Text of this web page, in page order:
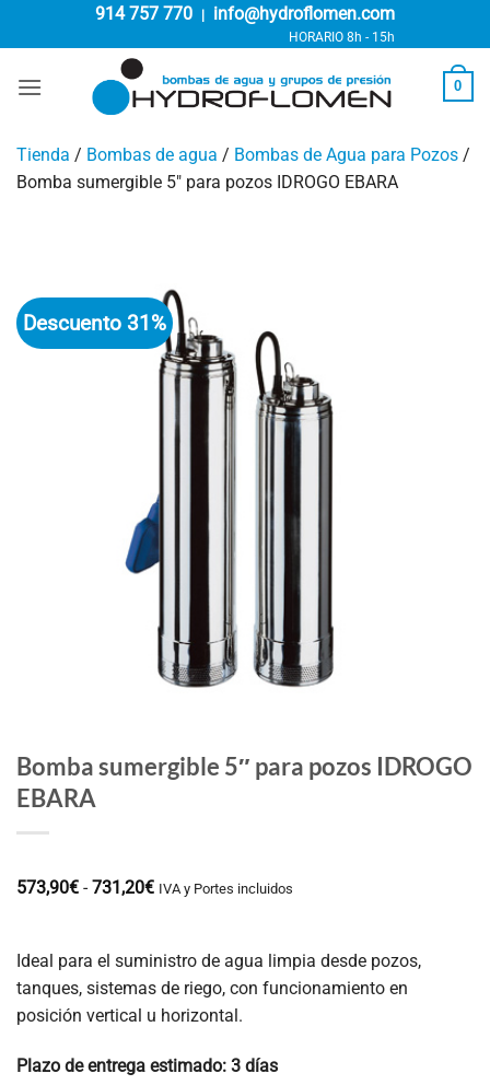
914 757 770 info@hydroflomen.com
HORARIO 8h - 15h
0
Tienda / Bombas de agua / Bombas de Agua para Pozos /
Bomba sumergible 5″ para pozos IDROGO EBARA
Descuento 31%
Bomba sumergible 5″ para pozos IDROGO
EBARA
573,90€ - 731,20€Rango
573,90€
731,20€
IVA y Portes incluidos
Ideal para el suministro de agua limpia desde pozos,
tanques, sistemas de riego, con funcionamiento en
posición vertical u horizontal.
Plazo de entrega estimado: 3 días